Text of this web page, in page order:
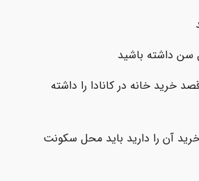
خرید خانه در کانادا را داشته
آن را دارید باید محل سکونت